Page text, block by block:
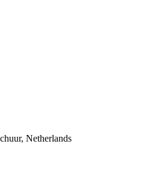
Netherlands